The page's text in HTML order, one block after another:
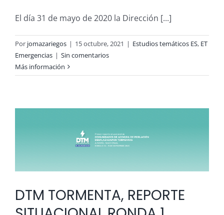
El día 31 de mayo de 2020 la Dirección [...]
Por jomazariegos | 15 octubre, 2021 | Estudios temáticos ES, ET
Emergencias | Sin comentarios
Más información
DTM TORMENTA, REPORTE